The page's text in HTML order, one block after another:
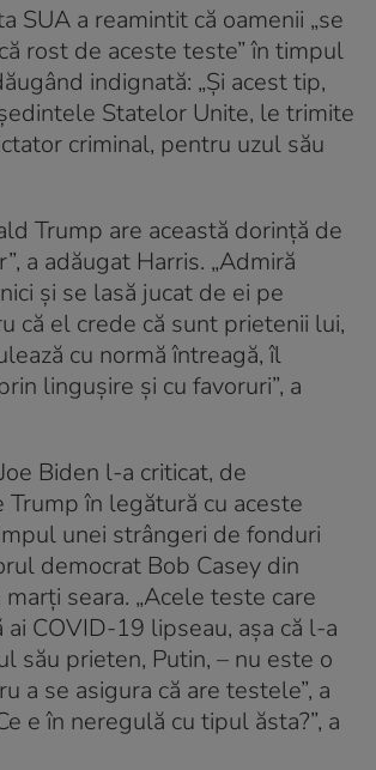
SUA a reamintit că oamenii „se
rost de aceste teste” în timpul
indignată: „Şi acest tip,
Statelor Unite, le trimite
criminal, pentru uzul său
Trump are această dorinţă de
a adăugat Harris. „Admiră
şi se lasă jucat de ei pe
că el crede că sunt prietenii lui,
cu normă întreagă, îl
linguşire şi cu favoruri”, a
Biden l-a criticat, de
Trump în legătură cu aceste
unei strângeri de fonduri
democrat Bob Casey din
marţi seara. „Acele teste care
ai COVID-19 lipseau, aşa că l-a
său prieten, Putin, – nu este o
a se asigura că are testele”, a
e în neregulă cu tipul ăsta?”, a